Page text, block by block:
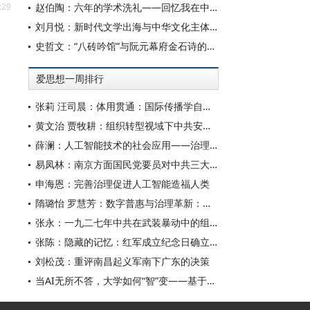
赵伯陶：六年的学术洗礼——回忆我在中华书局的日子
刘月悦：新时代文学出海与中华文化主体性建构
史哲文：“八砖吟馆”与阮元幕府金石诗的学人品格、诗学祈向
爱思想一周排行
张莉 汪司晨：体用贯通：国际传播学自主知识体系的建构逻辑与学科交叉进路
黄文治 贾牧耕：组织转型视域下中共安徽省临时委员会的“两建两废”（1927—1931）
薛澜：人工智能技术的社会应用——治理挑战
易凤林：南京方面国民党要员对中共三大起义的反应
申海恩：完善治理促进人工智能造福人类
隋璐怡 罗慧芳：数字普惠与治理革新：中国人工智能赋能全球南方发展
张永：一九二七年中共在武装暴动中的组织转型
张陈：隐藏的记忆：红军成立纪念日确立前中共对南昌起义的纪念
刘松茂：重评南昌起义军南下广东的决策
当AI无所不答，大学如何“智”变——基于全国400余所高校本科生AI使用情况的调查与思考